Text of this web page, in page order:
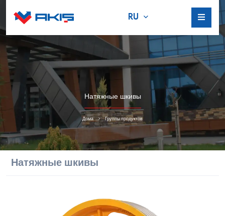
RU
Натяжные шкивы
Дома Группы продуктов
Натяжные шкивы